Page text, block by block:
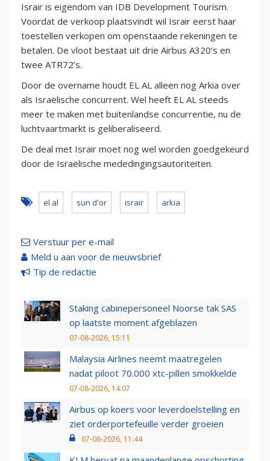
Israir is eigendom van IDB Development Tourism.
Voordat de verkoop plaatsvindt wil Israir eerst haar
toestellen verkopen om openstaande rekeningen te
betalen. De vloot bestaat uit drie Airbus A320’s en
twee ATR72’s.
Door de overname houdt EL AL alleen nog Arkia over
als Israëlische concurrent. Wel heeft EL AL steeds
meer te maken met buitenlandse concurrentie, nu de
luchtvaartmarkt is geliberaliseerd.
De deal met Israir moet nog wel worden goedgekeurd
door de Israëlische mededingingsautoriteiten.
el al sun d'or israir arkia
Verstuur per e-mail
Meld u aan voor de nieuwsbrief
Tip de redactie
Staking cabinepersoneel Noorse tak SAS
op laatste moment afgeblazen
07-08-2026, 15:11
Malaysia Airlines neemt maatregelen
nadat piloot 70.000 xtc-pillen smokkelde
07-08-2026, 14:07
Airbus op koers voor leverdoelstelling en
ziet orderportefeuille verder groeien
07-08-2026, 11:44